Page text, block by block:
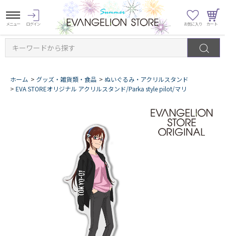
キーワードから探す
ホーム > グッズ・雑貨類・食品 > ぬいぐるみ・アクリルスタンド
> EVA STOREオリジナル アクリルスタンド/Parka style pilot/マリ